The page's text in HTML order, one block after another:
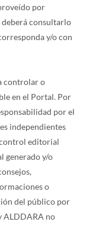
por
deberá consultarlo
y/o con
controlar o
en el Portal. Por
por el
independientes
editorial
generado y/o
o
del público por
ALDDARA no